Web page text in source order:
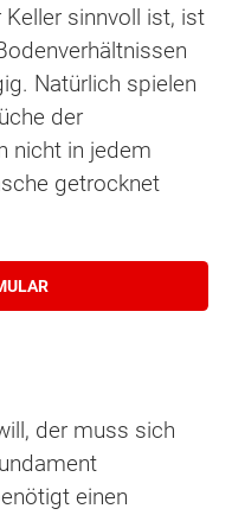
sinnvoll ist, ist
Natürlich spielen
der
nicht in jedem
getrocknet
der muss sich
einen